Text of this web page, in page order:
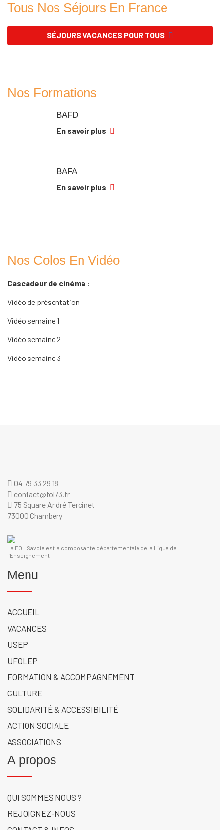
Tous Nos Séjours En France
SÉJOURS VACANCES POUR TOUS
Nos Formations
BAFD
En savoir plus
BAFA
En savoir plus
Nos Colos En Vidéo
Cascadeur de cinéma :
Vidéo de présentation
Vidéo semaine 1
Vidéo semaine 2
Vidéo semaine 3
04 79 33 29 18
contact@fol73.fr
75 Square André Tercinet
73000 Chambéry
La FOL Savoie est la composante départementale de la Ligue de
l’Enseignement
Menu
ACCUEIL
VACANCES
USEP
UFOLEP
FORMATION & ACCOMPAGNEMENT
CULTURE
SOLIDARITÉ & ACCESSIBILITÉ
ACTION SOCIALE
ASSOCIATIONS
A propos
QUI SOMMES NOUS ?
REJOIGNEZ-NOUS